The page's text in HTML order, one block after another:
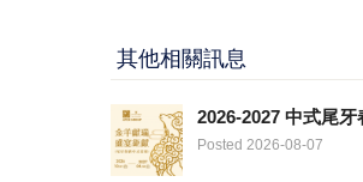
其他相關訊息
2026-2027 中式尾
Posted 2026-08-07